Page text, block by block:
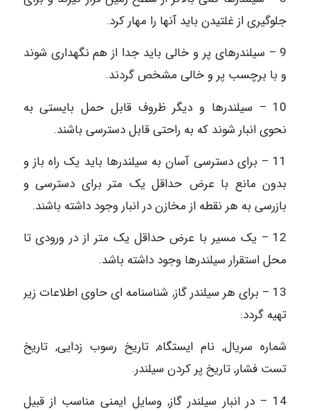
جلوگیری از غلتیدن باید آنها را مهار کرد.
9 – سیلندرهای پر و خالی باید جدا از هم نگهداری شوند
و با برچسب پر و خالی مشخص گردند.
10 – سیلندرها و دیگر ظروف قابل حمل بایستی به
نحوی انبار شوند که به راحتی قابل دسترسی باشند.
11 – برای دسترسی آسان به سیلندرها باید یک راه باز و
بدون مانع با عرض حداقل یک متر برای دسترسی و
بازرسی به هر نقطه از مخازن در انبار وجود داشته باشند.
12 – یک مسیر با عرض حداقل یک متر از در ورودی تا
محل استقرار سیلندرها وجود داشته باشد.
13 – برای هر سیلندر گاز, شناسنامه‏ ای حاوی اطلاعات زیر
تهیه گردد:
شماره سریال, نام ایستگاه, تاریخ رسوب زدایی, تاریخ
تست فشار, تاریخ پر کردن سیلندر.
14 – در انبار سیلندر گاز, وسایل ایمنی مناسب از قبیل